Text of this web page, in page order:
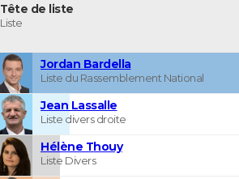
Tête de liste
Liste
Jordan Bardella
Liste du Rassemblement National
Jean Lassalle
Liste divers droite
Hélène Thouy
Liste Divers